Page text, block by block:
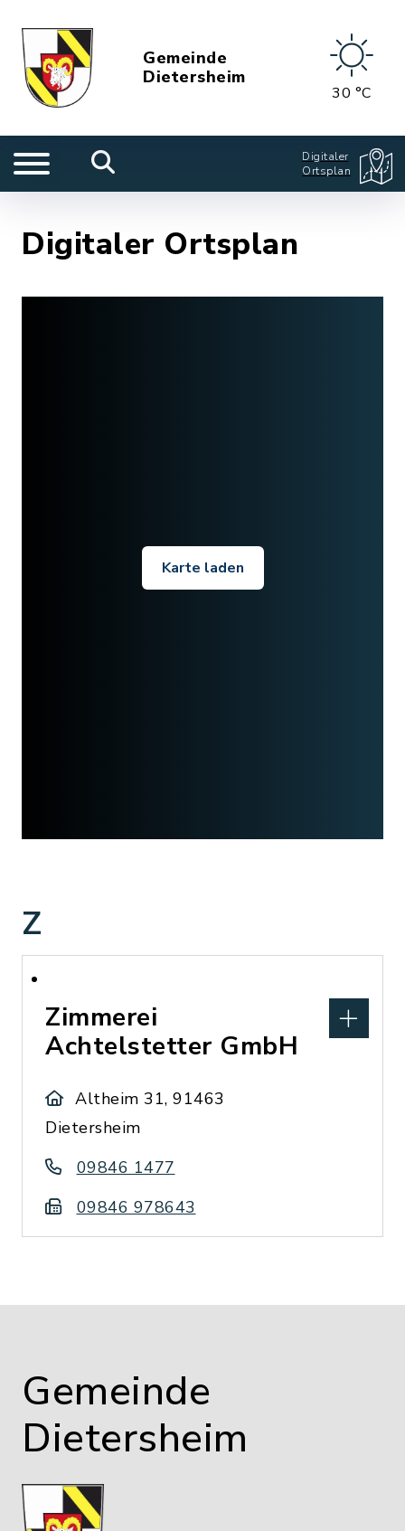
Gemeinde
Dietersheim
30 °C
Digitaler
Ortsplan
Digitaler Ortsplan
Karte laden
Z
Zimmerei
Achtelstetter GmbH
Altheim 31, 91463
Dietersheim
09846 1477
09846 978643
Gemeinde
Dietersheim